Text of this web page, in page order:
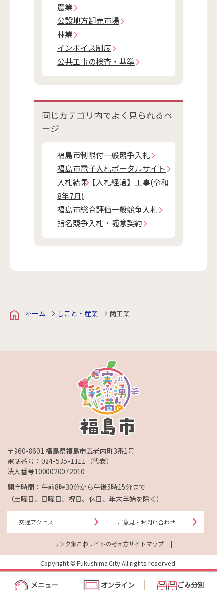
メニュー
オンライン
ごみ分別
農業
公設地方卸売市場
林業
インボイス制度
公共工事の検査・基準
同じカテゴリ内でよく見られるペ
ージ
福島市制限付一般競争入札
福島市電子入札ポータルサイト
入札結果【入札経過】工事(令和
8年7月)
福島市総合評価一般競争入札
指名競争入札・随意契約
ホーム しごと・産業 商工業
〒960-8601 福島県福島市五老内町3番1号
電話番号： 024-535-1111 （代表）
法人番号1000020072010
開庁時間：午前8時30分から午後5時15分まで
（土曜日、日曜日、祝日、休日、年末年始を除く）
交通アクセス ご意見・お問い合わせ
リンク集このサイトの考え方サイトマップ
Copyright © Fukushima City All rights reserved.